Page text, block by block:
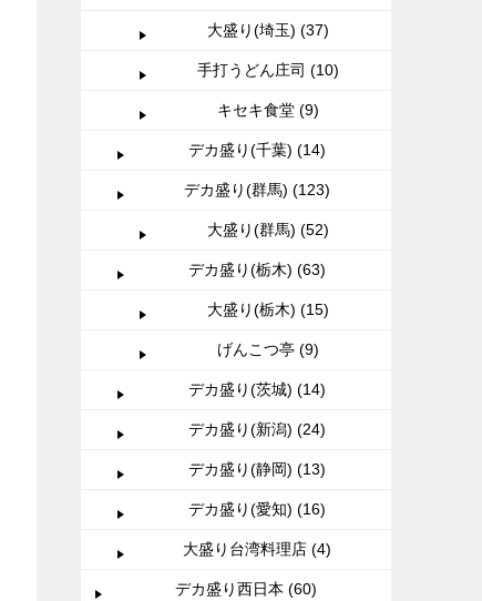
大盛り(埼玉) (37)
手打うどん庄司 (10)
キセキ食堂 (9)
デカ盛り(千葉) (14)
デカ盛り(群馬) (123)
大盛り(群馬) (52)
デカ盛り(栃木) (63)
大盛り(栃木) (15)
げんこつ亭 (9)
デカ盛り(茨城) (14)
デカ盛り(新潟) (24)
デカ盛り(静岡) (13)
デカ盛り(愛知) (16)
大盛り台湾料理店 (4)
デカ盛り西日本 (60)